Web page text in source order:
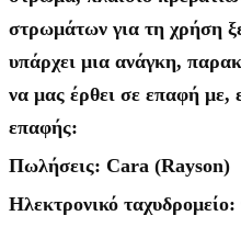
στρωμάτων για τη χρήση
υπάρχει μια ανάγκη,
να μας έρθει σε επαφή με,
επαφής:
Πωλήσεις: Cara (Rayson)
Ηλεκτρονικό ταχυδρομείο: